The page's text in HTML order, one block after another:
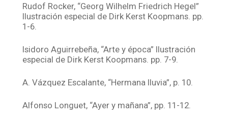
Rudof Rocker, “Georg Wilhelm Friedrich Hegel”
Ilustración especial de Dirk Kerst Koopmans. pp.
1-6.
Isidoro Aguirrebeña, “Arte y época” Ilustración
especial de Dirk Kerst Koopmans. pp. 7-9.
A. Vázquez Escalante, “Hermana lluvia”, p. 10.
Alfonso Longuet, “Ayer y mañana”, pp. 11-12.